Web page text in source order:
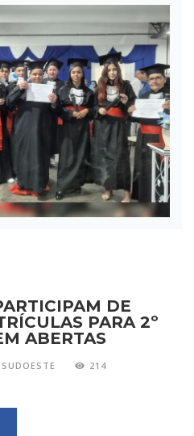
DE
PARA 2º
ABERTAS
214